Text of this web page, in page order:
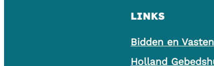
LINKS
Bidden en Vasten
Holland